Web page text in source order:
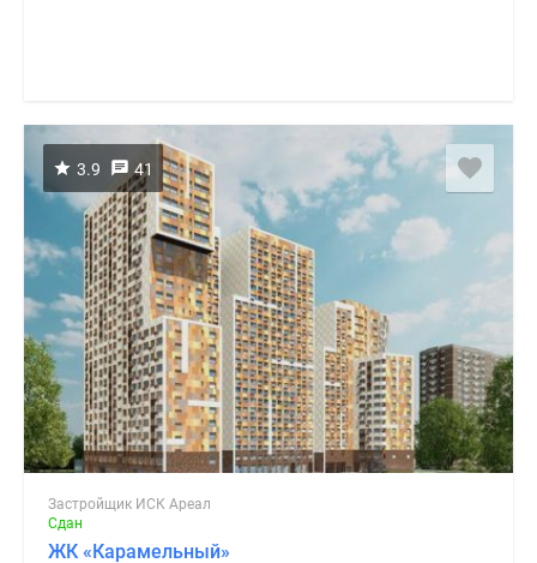
3.9 41
Застройщик ИСК Ареал
Сдан
ЖК «Карамельный»